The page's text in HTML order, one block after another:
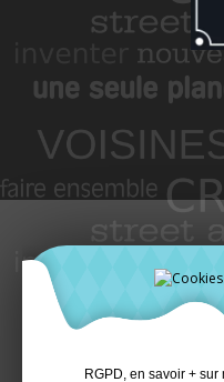
RGPD, en savoir + sur